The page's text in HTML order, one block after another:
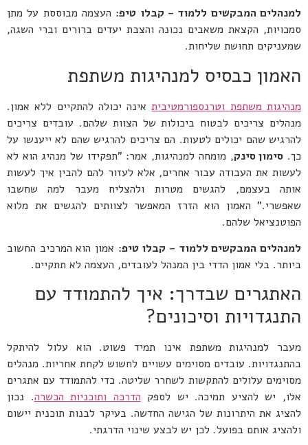
למנהלים המבקשים ללמוד – קבלו טיפ: העצמה מבוססת על מתן
סמכויות, הקצאת משאבים נכונה והצבת יעדים ברורים וברי השגה,
שמעניקים תחושת שליחות.
האמון כבסיס למנהיגות משתפת
מנהיגות משתפת וטרנספורמטיביתאינה יכולה להתקיים ללא אמון.
מנהלים צריכים לבטוח ביכולות של הצוות שלהם. עובדים צריכים
להרגיש שהם יכולים לטעות. הם צריכים להרגיש שהם לא ייענשו על
כך. סימון סינק, מומחה למנהיגות, אמר: "תפקידו של מנהיג הוא לא
לעשות את העבודה עבור אחרים, אלא לעזור להם להבין איך לעשות
אותה בעצמם, להגשים מטרות ולהצליח מעבר למה שחשבו
שאפשרי." האמון הוא הזרז המאפשר לצוותים להגשים את מלוא
הפוטנציאל שלהם.
למנהלים המבקשים ללמוד – קבלו טיפ: אמון הוא המרכיב החשוב
ביותר. בלי אמון הדדי בין המנהל לעובדים, העצמה לא תתקיים.
האתגרים שבדרך: איך להתמודד עם
התנגדויות וסיכונים?
מעבר למנהיגות משתפת אינו תמיד פשוט. הוא עלול להיתקל
בהתנגדויות. עובדים מסוימים עשויים לחשוש לקחת אחריות. מנהלים
מסוימים עלולים להתקשות לשחרר שליטה. כדי להתמודד עם אתגרים
אלו, יש להציע תמיכה. יש לספקהדרכה ותוכניות הכשרה. נכון
להציג את היתרונות של הגישה החדשה. בעיקר לבנות תוכנית יישום
ולהציג אותם בפועל. לכן יש לבצע שינוי הדרגתי.